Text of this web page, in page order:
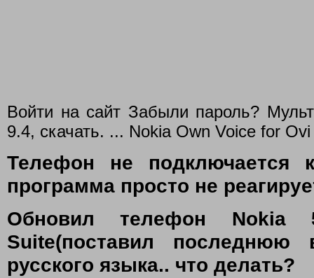
Войти на сайт Забыли пароль?
9.4, скачать. ... Nokia Own Voice for
Телефон не
программа просто не
Обновил телефон Nokia
Suite(поставил
русского языка.. что делать?